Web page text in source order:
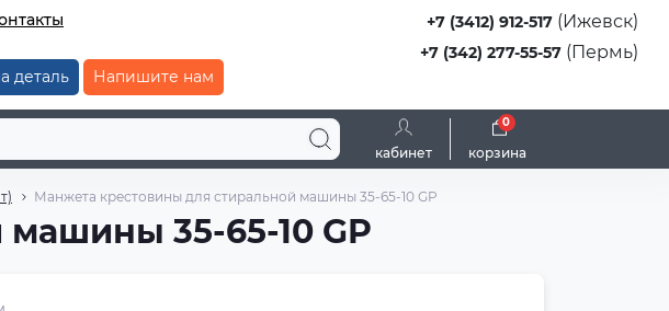
деталь Напишите нам
+7 (3412) 912-517 (Ижевск)
+7 (342) 277-55-57 (Пермь)
кабинет корзина
0
Манжета крестовины для стиральной машины 35-65-10 GP
35-65-10 GP